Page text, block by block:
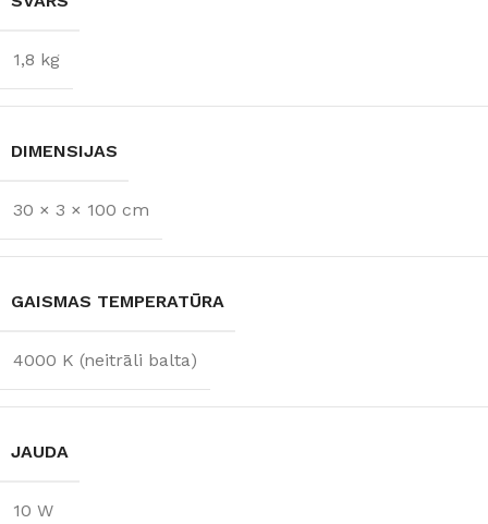
1,8 kg
DIMENSIJAS
30 × 3 × 100 cm
GAISMAS TEMPERATŪRA
4000 K (neitrāli balta)
JAUDA
10 W